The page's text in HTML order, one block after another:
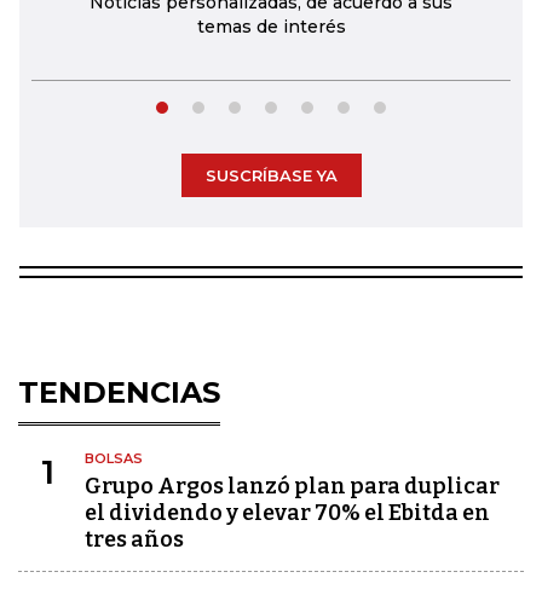
temas de interés
SUSCRÍBASE YA
TENDENCIAS
1 BOLSAS
Grupo Argos lanzó plan para duplicar
el dividendo y elevar 70% el Ebitda en
tres años